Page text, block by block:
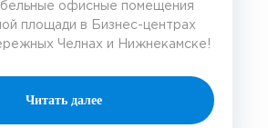
офисные помещения
площади в Бизнес-центрах
Челнах и Нижнекамске!
Читать далее